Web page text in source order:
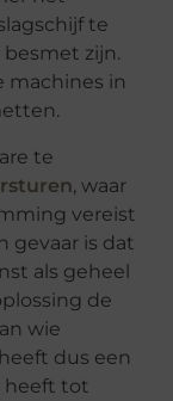
te
zijn.
machines in
te
, waar
vereist
gevaar is dat
als geheel
de
wie
dus een
heeft tot